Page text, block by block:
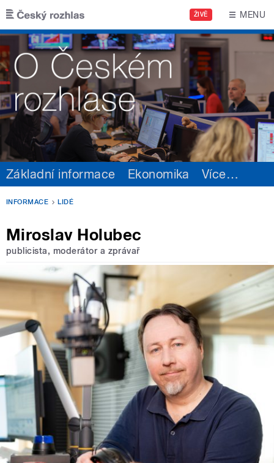
Přejít k hlavnímu obsahu
ŽIVĚ MENU
Základní informace Ekonomika Více…
INFORMACE LIDÉ
Miroslav Holubec
publicista, moderátor a zprávař